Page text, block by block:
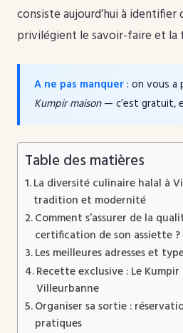
consiste aujourd’hui à identifier
privilégient le savoir-faire et la
A ne pas manquer : on vous a
Kumpir maison— c’est gratuit,
Table des matières
La diversité culinaire halal à
tradition et modernité
Comment s’assurer de la
certification de son assiette ?
Les meilleures adresses et
Recette exclusive : Le Kumpir
Villeurbanne
Organiser sa sortie :
pratiques